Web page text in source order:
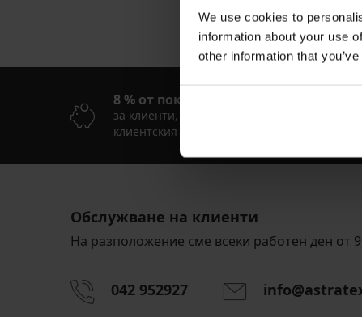
We use cookies to
information about your use
other information that
8 % от покупката обратно
за клиенти, които пазаруват през
клиентския си акаунт
Обслужване на клиенти
На разположение сме всеки работен ден от
042 952927